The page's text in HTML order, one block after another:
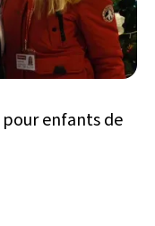
enfants de